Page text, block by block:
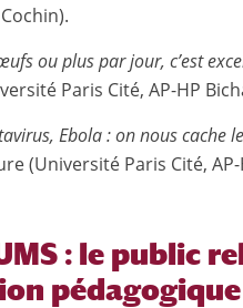
ou plus par jour, c’est
Paris Cité, AP-HP
Ebola : on nous cache
(Université Paris Cité,
: le public
pédagogique